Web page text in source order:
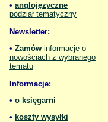
• anglojęzyczne
podział tematyczny
Newsletter:
• Zamów informacje o
nowościach z wybranego
tematu
Informacje:
• o księgarni
• koszty wysyłki